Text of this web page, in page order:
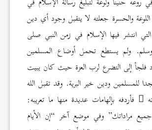
والحسرة جعلته لا يتقبل وجود أي دين
انتشر فيها الإسلام في زمن النبي صلى
وسلم. ولم يستطع تحمل أوضاع المسلمين
فلجأ إلى التضرع لرب العزة حيث كان يبيت
للمسلمين ودين خير البرية. وقد تقبل الله
فأردفه بإلهامات عديدة منها ما تعريبه:
مراداتك” وفي موضع آخر “إن الأيام